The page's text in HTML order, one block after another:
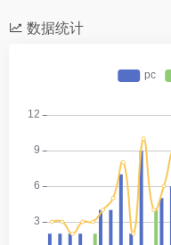
数据统计